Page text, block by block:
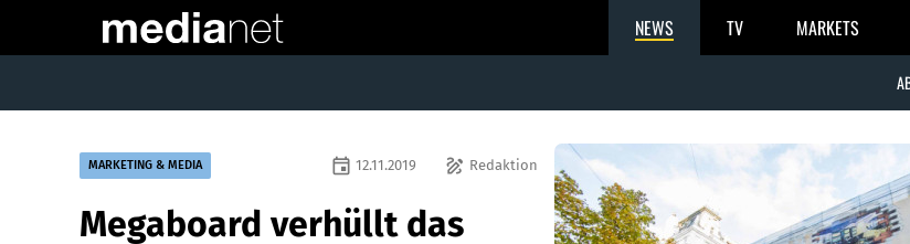
NEWS TV MARKETS
MARKETING & MEDIA draw Redaktion
event 12.11.2019
Megaboard verhüllt das